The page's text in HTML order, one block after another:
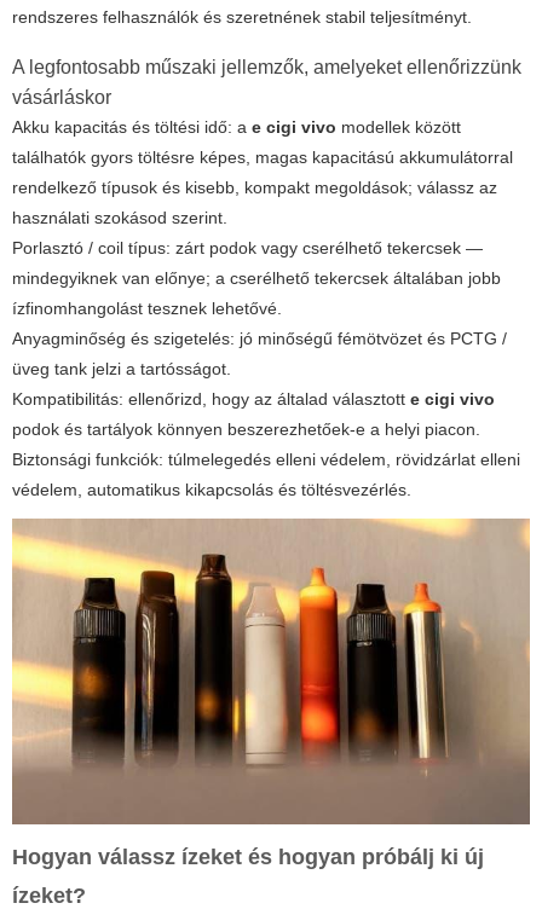
rendszeres felhasználók és szeretnének stabil teljesítményt.
A legfontosabb műszaki jellemzők, amelyeket ellenőrizzünk
vásárláskor
Akku kapacitás és töltési idő: a e cigi vivo modellek között
találhatók gyors töltésre képes, magas kapacitású akkumulátorral
rendelkező típusok és kisebb, kompakt megoldások; válassz az
használati szokásod szerint.
Porlasztó / coil típus: zárt podok vagy cserélhető tekercsek —
mindegyiknek van előnye; a cserélhető tekercsek általában jobb
ízfinomhangolást tesznek lehetővé.
Anyagminőség és szigetelés: jó minőségű fémötvözet és PCTG /
üveg tank jelzi a tartósságot.
Kompatibilitás: ellenőrizd, hogy az általad választott e cigi vivo
podok és tartályok könnyen beszerezhetőek-e a helyi piacon.
Biztonsági funkciók: túlmelegedés elleni védelem, rövidzárlat elleni
védelem, automatikus kikapcsolás és töltésvezérlés.
Hogyan válassz ízeket és hogyan próbálj ki új
ízeket?